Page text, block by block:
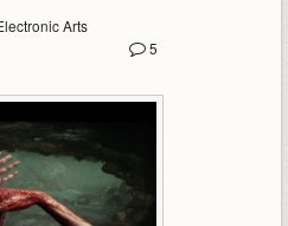
Arts
5